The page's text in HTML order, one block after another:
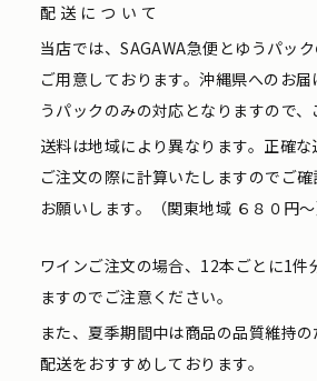
配送について
当店では、SAGAWA急便とゆうパッ
ご用意しております。沖縄県へのお
うパックのみの対応となりますので、
送料は地域により異なります。正確な
ご注文の際に計算いたしますのでご
お願いします。（関東地域 ６８０円〜
ワインご注文の場合、12本ごとに1件
ますのでご注意ください。
また、夏季期間中は商品の品質維持
配送をおすすめしております。